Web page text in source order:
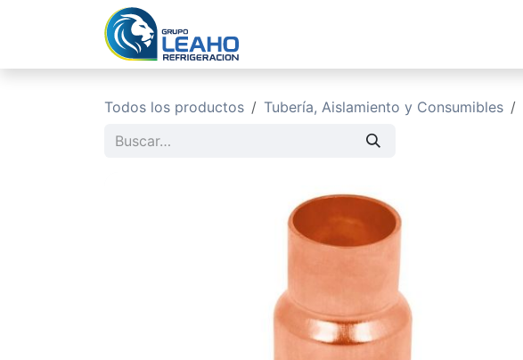
Todos los productos Tubería, Aislamiento y Consumibles